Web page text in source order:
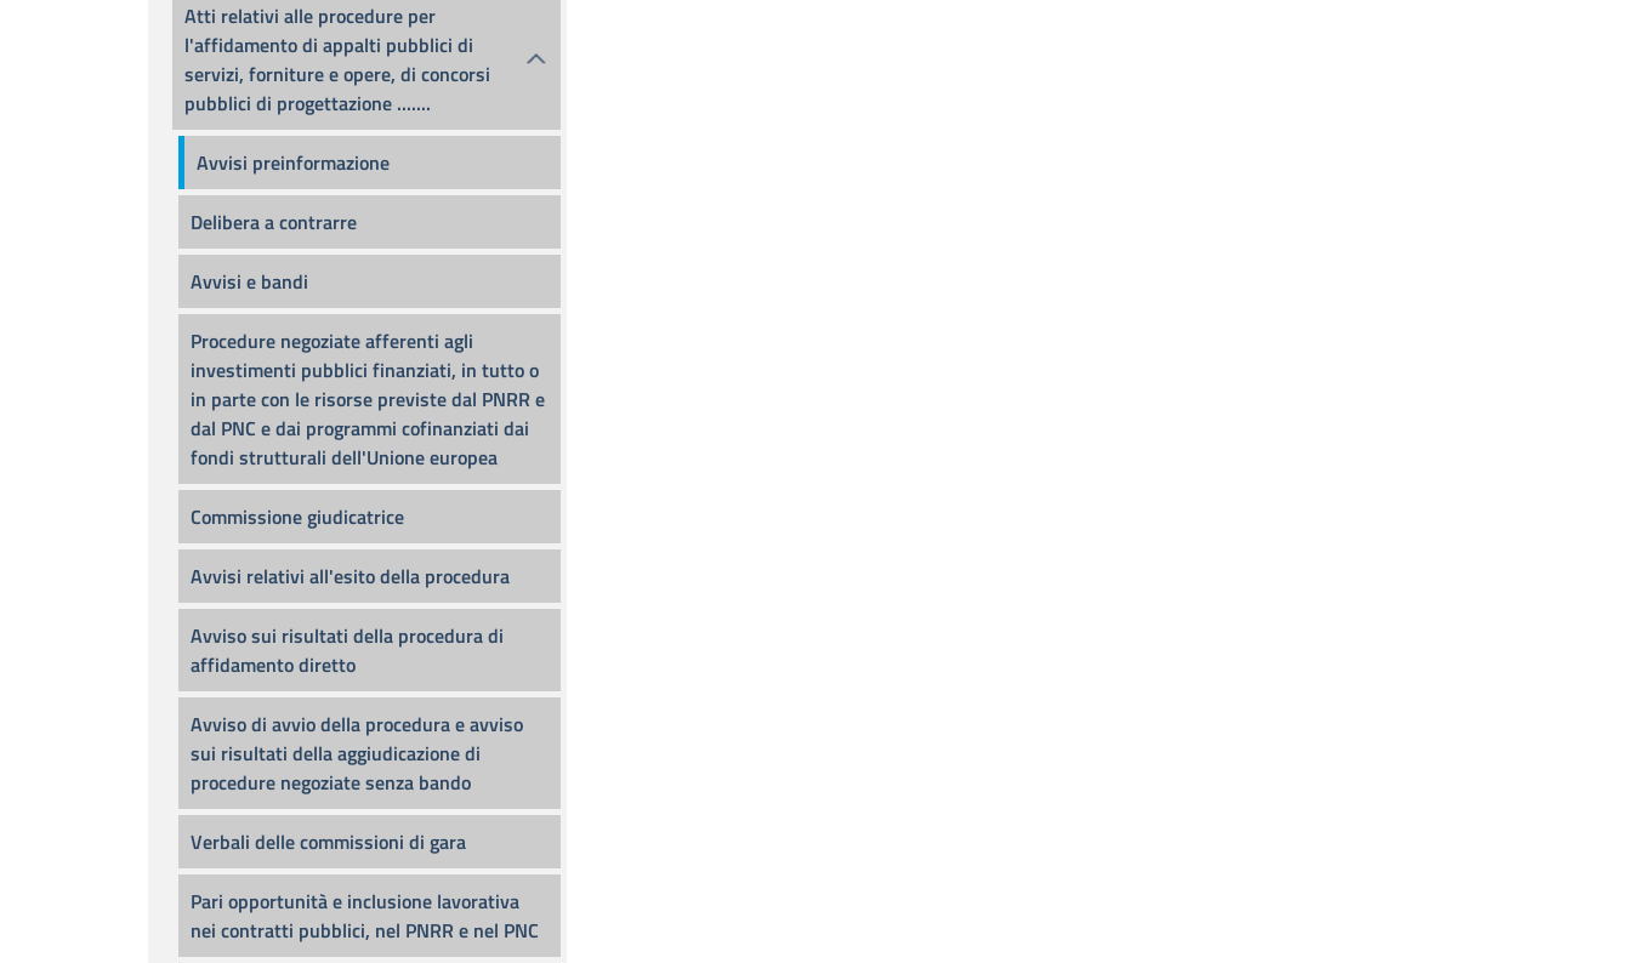
Atti relativi alle procedure per
l'affidamento di appalti pubblici di
servizi, forniture e opere, di concorsi
pubblici di progettazione .......
Avvisi preinformazione
Delibera a contrarre
Avvisi e bandi
Procedure negoziate afferenti agli
investimenti pubblici finanziati, in tutto o
in parte con le risorse previste dal PNRR e
dal PNC e dai programmi cofinanziati dai
fondi strutturali dell'Unione europea
Commissione giudicatrice
Avvisi relativi all'esito della procedura
Avviso sui risultati della procedura di
affidamento diretto
Avviso di avvio della procedura e avviso
sui risultati della aggiudicazione di
procedure negoziate senza bando
Verbali delle commissioni di gara
Pari opportunità e inclusione lavorativa
nei contratti pubblici, nel PNRR e nel PNC